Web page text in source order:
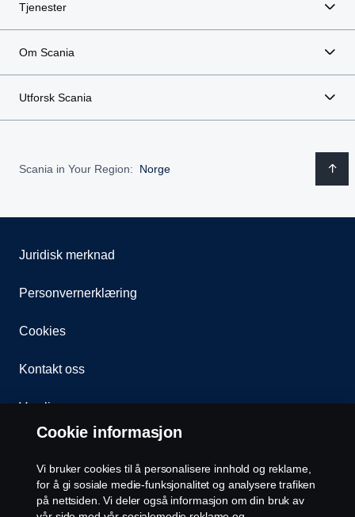
Tjenester
Om Scania
Utforsk Scania
Scania in Your Region: Norge
Juridisk merknad
Personvernerklæring
Cookies
Kontakt oss
Varsling
Etiske retningslinjer for leverandører
Cookie informasjon
Vi bruker cookies til å personalisere innhold og reklame,
for å gi sosiale medie-funksjonalitet og analysere trafiken
på nettsiden. Vi deler også informasjon om din bruk av